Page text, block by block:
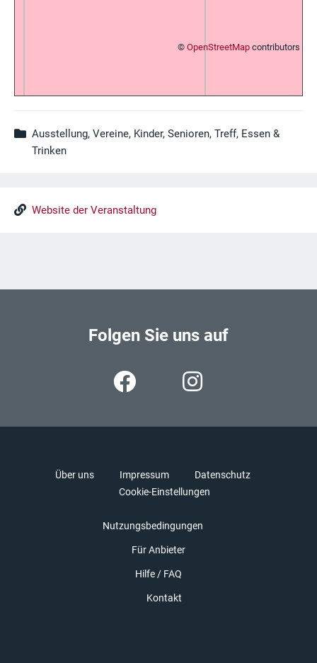
© OpenStreetMap contributors
Ausstellung, Vereine, Kinder, Senioren, Treff, Essen &
Trinken
Website der Veranstaltung
Folgen Sie uns auf
Über uns Impressum
Datenschutz
Cookie-Einstellungen
Nutzungsbedingungen
Für Anbieter
Hilfe / FAQ
Kontakt